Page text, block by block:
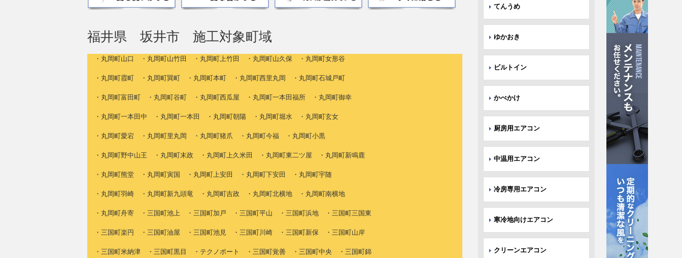
てんうめ
ゆかおき
ビルトイン
かべかけ
厨房用エアコン
中温用エアコン
冷房専用エアコン
寒冷地向けエアコン
クリーンエアコン
福井県 坂井市 施工対象町域
・丸岡町山口 ・丸岡町山竹田 ・丸岡町上竹田 ・丸岡町山久保 ・丸岡町女形谷
・丸岡町霞町 ・丸岡町巽町 ・丸岡町本町 ・丸岡町西里丸岡 ・丸岡町石城戸町
・丸岡町富田町 ・丸岡町谷町 ・丸岡町西瓜屋 ・丸岡町一本田福所 ・丸岡町御幸
・丸岡町一本田中 ・丸岡町一本田 ・丸岡町朝陽 ・丸岡町堀水 ・丸岡町玄女
・丸岡町愛宕 ・丸岡町里丸岡 ・丸岡町猪爪 ・丸岡町今福 ・丸岡町小黒
・丸岡町野中山王 ・丸岡町末政 ・丸岡町上久米田 ・丸岡町東二ツ屋 ・丸岡町新鳴鹿
・丸岡町熊堂 ・丸岡町寅国 ・丸岡町上安田 ・丸岡町下安田 ・丸岡町宇随
・丸岡町羽崎 ・丸岡町新九頭竜 ・丸岡町吉政 ・丸岡町北横地 ・丸岡町南横地
・丸岡町舟寄 ・三国町池上 ・三国町加戸 ・三国町平山 ・三国町浜地 ・三国町三国東
・三国町楽円 ・三国町油屋 ・三国町池見 ・三国町川崎 ・三国町新保 ・三国町山岸
・三国町米納津 ・三国町黒目 ・テクノポート ・三国町覚善 ・三国町中央 ・三国町錦